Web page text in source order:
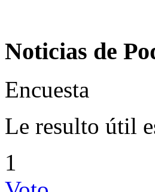
Noticias de
Encuesta
Le resulto útil
1